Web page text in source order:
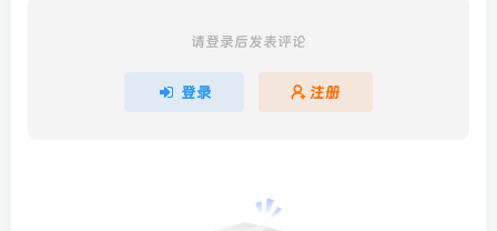
请登录后发表评论
登录 注册